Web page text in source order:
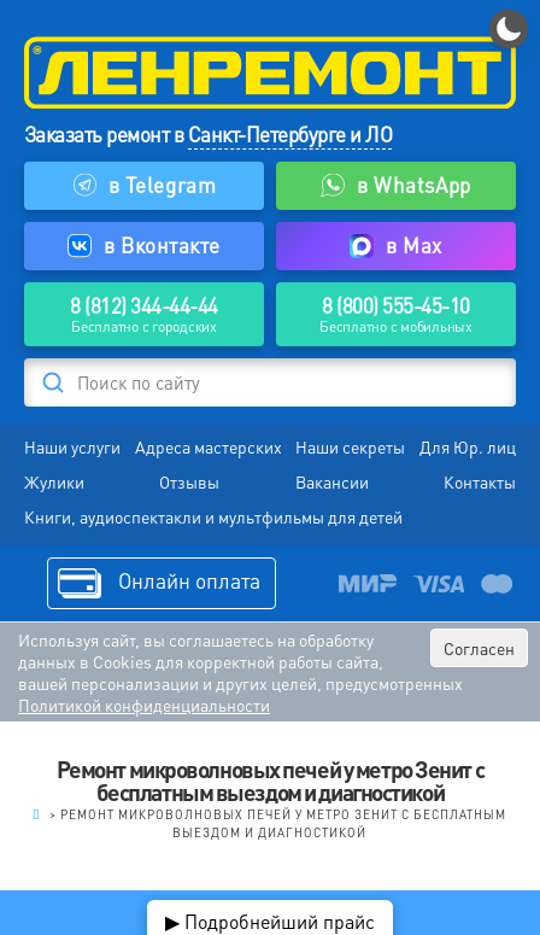
Заказать ремонт вСанкт-Петербурге и ЛО
в Telegram
в WhatsApp
в Вконтакте в Max
8 (812) 344-44-44
Бесплатно с городских
8 (800) 555-45-10
Бесплатно с мобильных
Поиск по сайту
Наши услуги Адреса мастерских Наши секреты
Для Юр. лиц
Жулики
Отзывы Вакансии
Контакты
Книги, аудиоспектакли и мультфильмы для детей
Онлайн оплата
Согласен
Используя сайт, вы соглашаетесь на обработку
данных в Cookies для корректной работы сайта,
вашей персонализации и других целей, предусмотренных
Политикой конфиденциальности
Ремонт микроволновых печей у метро Зенит с
бесплатным выездом и диагностикой
> РЕМОНТ МИКРОВОЛНОВЫХ ПЕЧЕЙ У МЕТРО ЗЕНИТ С БЕСПЛАТНЫМ
ВЫЕЗДОМ И ДИАГНОСТИКОЙ
▶ Подробнейший прайс